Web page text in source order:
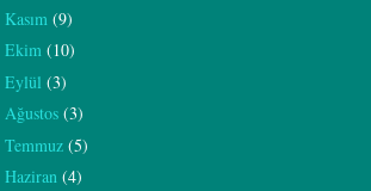
Kasım (9)
Ekim (10)
Eylül (3)
Ağustos (3)
Temmuz (5)
Haziran (4)